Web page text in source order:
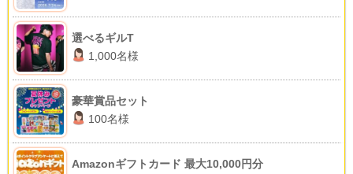
選べるギルT
1,000名様
豪華賞品セット
100名様
Amazonギフトカード 最大10,000円分